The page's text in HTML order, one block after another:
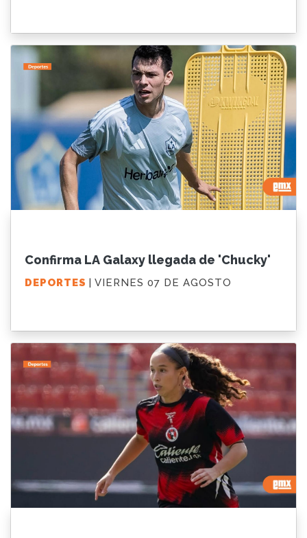
Confirma LA Galaxy llegada de 'Chucky'
DEPORTES | VIERNES 07 DE AGOSTO